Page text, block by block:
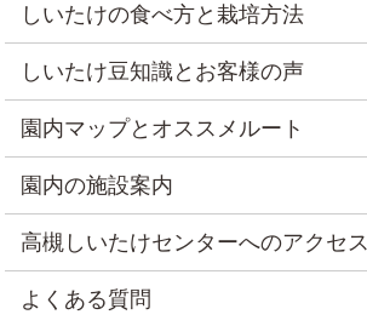
しいたけの食べ方と栽培方法
しいたけ豆知識とお客様の声
園内マップとオススメルート
園内の施設案内
高槻しいたけセンターへのアクセス
よくある質問